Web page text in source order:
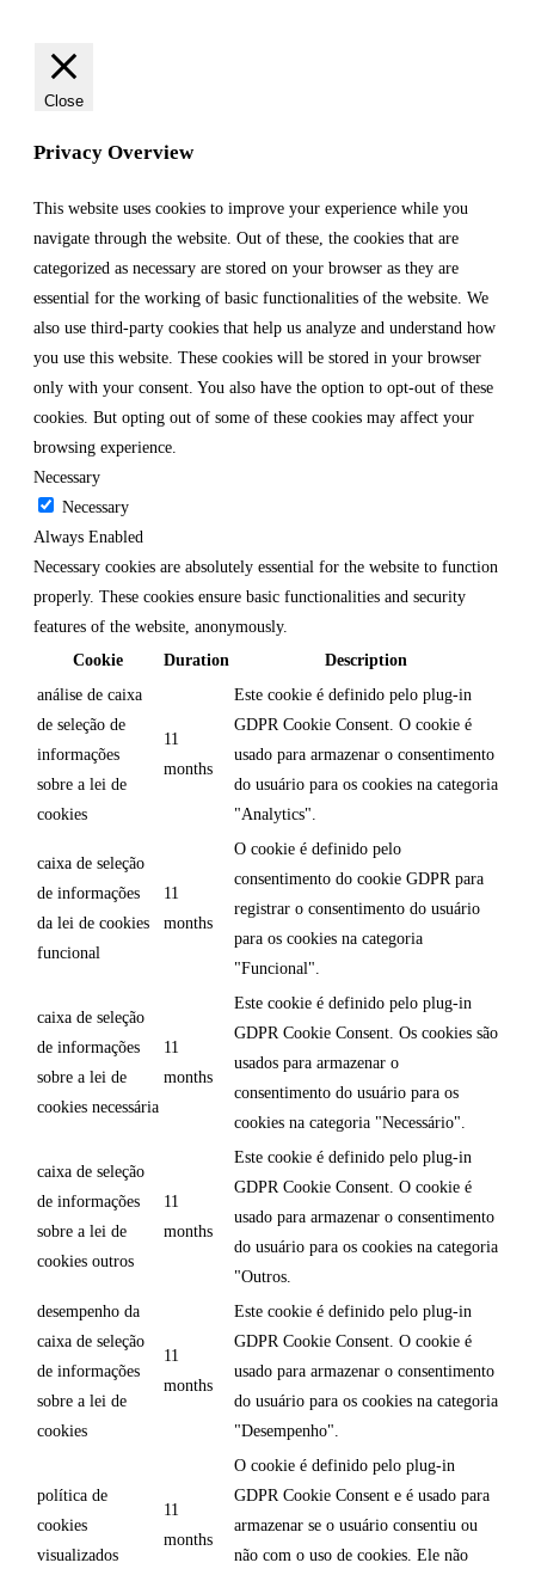
Close
Privacy Overview
This website uses cookies to improve your experience while you
navigate through the website. Out of these, the cookies that are
categorized as necessary are stored on your browser as they are
essential for the working of basic functionalities of the website. We
also use third-party cookies that help us analyze and understand how
you use this website. These cookies will be stored in your browser
only with your consent. You also have the option to opt-out of these
cookies. But opting out of some of these cookies may affect your
browsing experience.
Necessary
Necessary
Always Enabled
Necessary cookies are absolutely essential for the website to function
properly. These cookies ensure basic functionalities and security
features of the website, anonymously.
Cookie
Duration
Description
análise de caixa
de seleção de
informações
sobre a lei de
cookies
11
months
Este cookie é definido pelo plug-in
GDPR Cookie Consent. O cookie é
usado para armazenar o consentimento
do usuário para os cookies na categoria
"Analytics".
caixa de seleção
de informações
da lei de cookies
funcional
11
months
O cookie é definido pelo
consentimento do cookie GDPR para
registrar o consentimento do usuário
para os cookies na categoria
"Funcional".
caixa de seleção
de informações
sobre a lei de
cookies necessária
11
months
Este cookie é definido pelo plug-in
GDPR Cookie Consent. Os cookies são
usados para armazenar o
consentimento do usuário para os
cookies na categoria "Necessário".
caixa de seleção
de informações
sobre a lei de
cookies outros
11
months
Este cookie é definido pelo plug-in
GDPR Cookie Consent. O cookie é
usado para armazenar o consentimento
do usuário para os cookies na categoria
"Outros.
desempenho da
caixa de seleção
de informações
sobre a lei de
cookies
11
months
Este cookie é definido pelo plug-in
GDPR Cookie Consent. O cookie é
usado para armazenar o consentimento
do usuário para os cookies na categoria
"Desempenho".
política de
cookies
visualizados
11
months
O cookie é definido pelo plug-in
GDPR Cookie Consent e é usado para
armazenar se o usuário consentiu ou
não com o uso de cookies. Ele não